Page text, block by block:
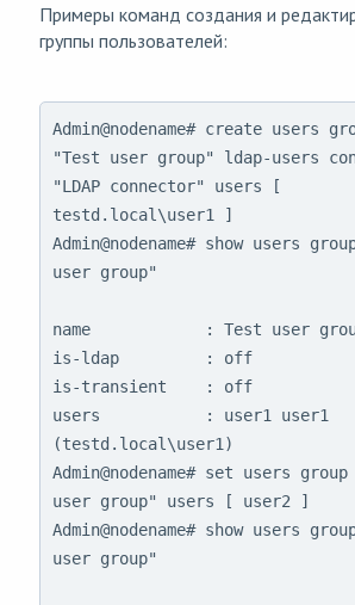
Примеры команд создания и
группы пользователей:
Admin@nodename# create users
"Test user group" ldap-users
"LDAP connector" users [
testd.local\user1 ]
Admin@nodename# show users
user group"
name            : Test user
is-ldap         : off
is-transient    : off
users           : user1 user1
(testd.local\user1)
Admin@nodename# set users
user group" users [ user2 ]
Admin@nodename# show users
user group"